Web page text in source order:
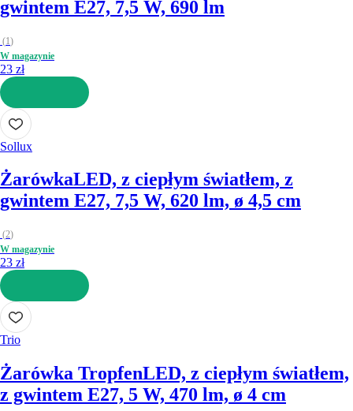
gwintem E27, 7,5 W, 690 lm
(1)
W magazynie
23 zł
DO KOSZYKA
Sollux
ŻarówkaLED, z ciepłym światłem, z
gwintem E27, 7,5 W, 620 lm, ø 4,5 cm
(2)
W magazynie
23 zł
DO KOSZYKA
Trio
Żarówka TropfenLED, z ciepłym światłem,
z gwintem E27, 5 W, 470 lm, ø 4 cm